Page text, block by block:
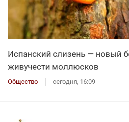
Испанский слизень — новый
живучести моллюсков
Общество сегодня, 16:09